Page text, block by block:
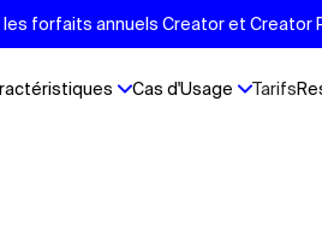
forfaits annuels Creator et
Cas d'Usage Tarifs